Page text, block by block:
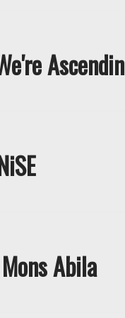
Abila